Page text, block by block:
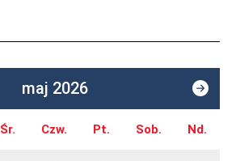
maj 2026
Śr. Czw. Pt. Sob. Nd.